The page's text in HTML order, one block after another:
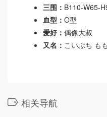
三围： B110-W65-
血型： O型
爱好： 偶像大叔
又名： こいぶち も
相关导航